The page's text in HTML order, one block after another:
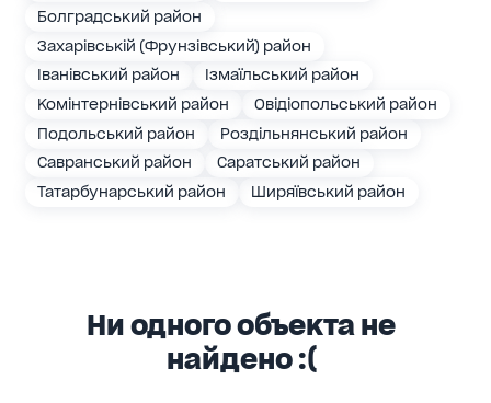
Болградський район
Захарівській (Фрунзівський) район
Іванівський район
Ізмаїльський район
Комінтернівський район
Овідіопольський район
Подольський район
Роздільнянський район
Савранський район
Саратський район
Татарбунарський район
Ширяївський район
Ни одного объекта не
найдено :(